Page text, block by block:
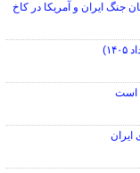
جنگ ایران و آمریکا در کاخ
است